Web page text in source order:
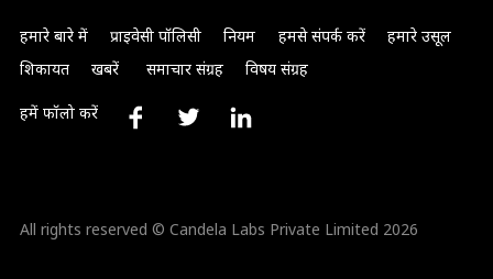
हमारे बारे में प्राइवेसी पॉलिसी नियम हमसे संपर्क करें
हमारे उसूल
शिकायत
खबरें समाचार संग्रह विषय संग्रह
हमें फॉलो करें
All rights reserved © Candela Labs Private Limited 2026